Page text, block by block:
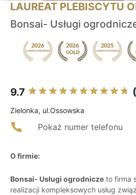
LAUREAT PLEBISCYTU
Bonsai- Usługi
9.7
Zielonka, ul.Ossowska
Pokaż numer telefonu
O firmie:
Bonsai- Usługi ogrodnicze to firma
realizacji kompleksowych usług